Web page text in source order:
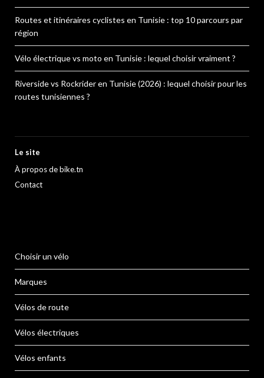
Routes et itinéraires cyclistes en Tunisie : top 10 parcours par
région
Vélo électrique vs moto en Tunisie : lequel choisir vraiment ?
Riverside vs Rockrider en Tunisie (2026) : lequel choisir pour les
routes tunisiennes ?
Le site
À propos de bike.tn
Contact
Choisir un vélo
Marques
Vélos de route
Vélos électriques
Vélos enfants